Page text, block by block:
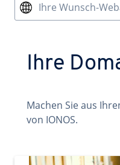
Ihre Wunsch-
Ihre
Machen Sie aus
von IONOS.